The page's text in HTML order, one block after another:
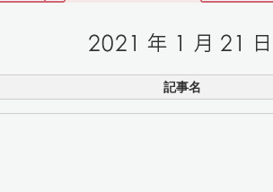
記事名